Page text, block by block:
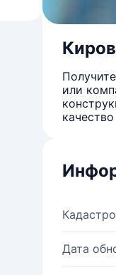
или
Дата